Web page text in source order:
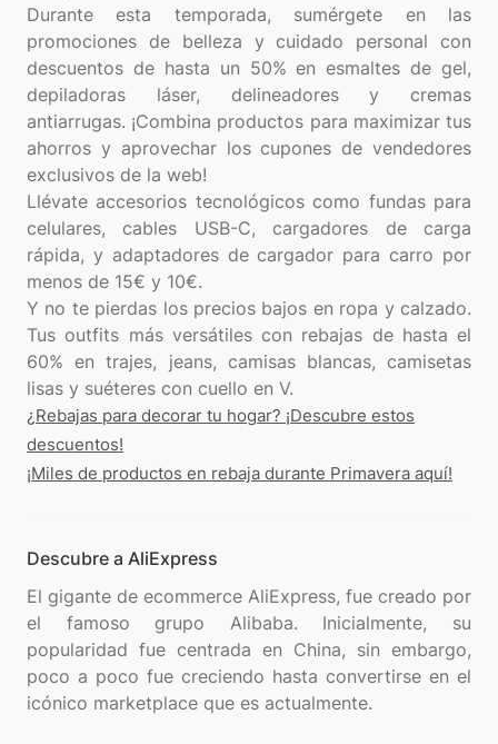
Durante esta temporada, sumérgete en las
promociones de belleza y cuidado personal con
descuentos de hasta un 50% en esmaltes de gel,
depiladoras láser, delineadores y cremas
antiarrugas. ¡Combina productos para maximizar tus
ahorros y aprovechar los cupones de vendedores
exclusivos de la web!
Llévate accesorios tecnológicos como fundas para
celulares, cables USB-C, cargadores de carga
rápida, y adaptadores de cargador para carro por
menos de 15€ y 10€.
Y no te pierdas los precios bajos en ropa y calzado.
Tus outfits más versátiles con rebajas de hasta el
60% en trajes, jeans, camisas blancas, camisetas
¿Rebajas para decorar tu hogar? ¡Descubre estos
descuentos!
¡Miles de productos en rebaja durante Primavera aquí!
Descubre a AliExpress
El gigante de ecommerce AliExpress, fue creado por
el famoso grupo Alibaba. Inicialmente, su
popularidad fue centrada en China, sin embargo,
poco a poco fue creciendo hasta convertirse en el
icónico marketplace que es actualmente.